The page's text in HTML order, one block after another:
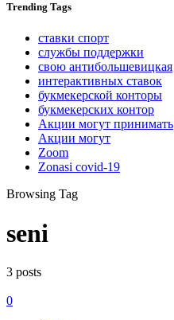
Trending Tags
ставки спорт
службы поддержки
свою антибольшевицкая
интерактивных ставок
букмекерской конторы
букмекерских контор
Акции могут принимать
Акции могут
Zoom
Zonasi covid-19
Browsing Tag
seni
3 posts
0